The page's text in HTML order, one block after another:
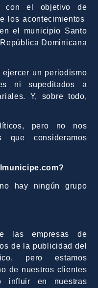
con el objetivo de
los acontecimientos
el municipio Santo
Dominicana
ejercer un periodismo
ni supeditados a
Y, sobre todo,
pero no nos
que consideramos
hay ningún grupo
las empresas de
de la publicidad del
pero estamos
de nuestros clientes
influir en nuestras